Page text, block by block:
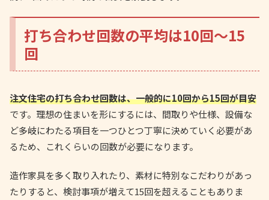
打ち合わせ回数の平均は10回～15
回
注文住宅の打ち合わせ回数は、一般的に10回から15回が目安
です。理想の住まいを形にするには、間取りや仕様、設備な
ど多岐にわたる項目を一つひとつ丁寧に決めていく必要があ
るため、これくらいの回数が必要になります。
造作家具を多く取り入れたり、素材に特別なこだわりがあっ
たりすると、検討事項が増えて15回を超えることもありま